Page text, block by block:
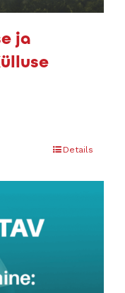
ja
Details